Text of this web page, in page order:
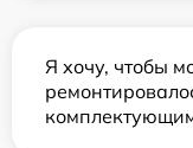
Я хочу, чтобы